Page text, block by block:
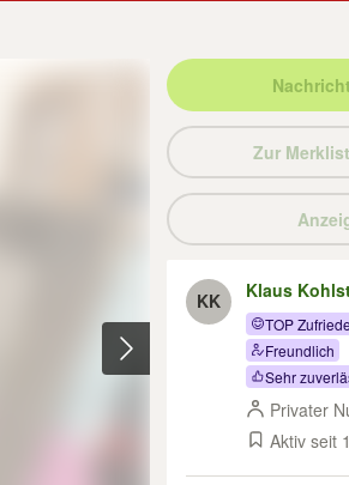
Zur
KK Klaus
TOP
Freundlich
Sehr
Privater
Aktiv seit